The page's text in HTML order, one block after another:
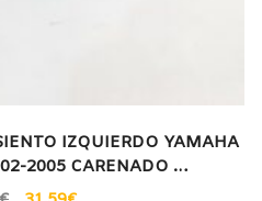
IZQUIERDO YAMAHA
2005 CARENADO …